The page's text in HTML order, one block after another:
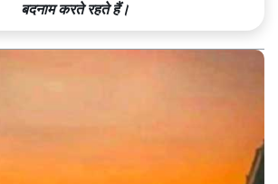
बदनाम करते रहते हैं।